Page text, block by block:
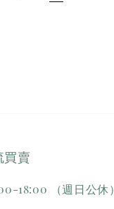
買賣
18:00 （週日公休）